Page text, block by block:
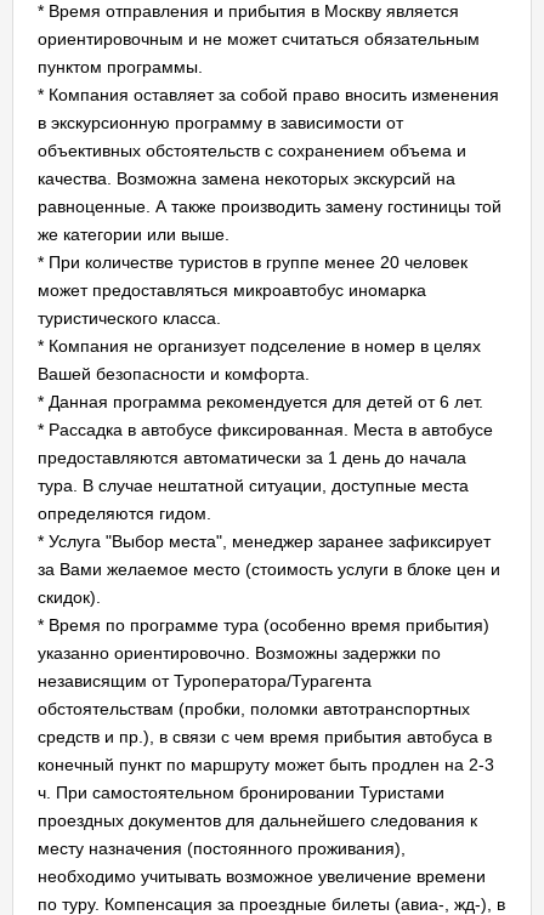
* Время отправления и прибытия в Москву является
ориентировочным и не может считаться обязательным
пунктом программы.
* Компания оставляет за собой право вносить изменения
в экскурсионную программу в зависимости от
объективных обстоятельств с сохранением объема и
качества. Возможна замена некоторых экскурсий на
равноценные. А также производить замену гостиницы той
же категории или выше.
* При количестве туристов в группе менее 20 человек
может предоставляться микроавтобус иномарка
туристического класса.
* Компания не организует подселение в номер в целях
Вашей безопасности и комфорта.
* Данная программа рекомендуется для детей от 6 лет.
* Рассадка в автобусе фиксированная. Места в автобусе
предоставляются автоматически за 1 день до начала
тура. В случае нештатной ситуации, доступные места
определяются гидом.
* Услуга "Выбор места", менеджер заранее зафиксирует
за Вами желаемое место (стоимость услуги в блоке цен и
скидок).
* Время по программе тура (особенно время прибытия)
указанно ориентировочно. Возможны задержки по
независящим от Туроператора/Турагента
обстоятельствам (пробки, поломки автотранспортных
средств и пр.), в связи с чем время прибытия автобуса в
конечный пункт по маршруту может быть продлен на 2-3
ч. При самостоятельном бронировании Туристами
проездных документов для дальнейшего следования к
месту назначения (постоянного проживания),
необходимо учитывать возможное увеличение времени
по туру. Компенсация за проездные билеты (авиа-, жд-), в